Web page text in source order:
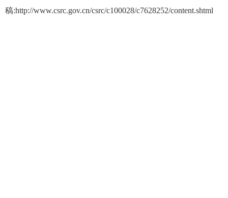
稿:http://www.csrc.gov.cn/csrc/c100028/c7628252/content.shtml